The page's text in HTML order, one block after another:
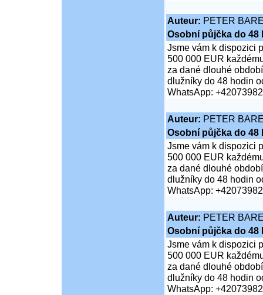
Auteur: PETER
Osobní půjčka do 48
Jsme vám k dispozici
500 000 EUR
za dané dlouhé
dlužníky do 48 hodin
WhatsApp:
Auteur: PETER
Osobní půjčka do 48
Jsme vám k dispozici
500 000 EUR
za dané dlouhé
dlužníky do 48 hodin
WhatsApp:
Auteur: PETER
Osobní půjčka do 48
Jsme vám k dispozici
500 000 EUR
za dané dlouhé
dlužníky do 48 hodin
WhatsApp: